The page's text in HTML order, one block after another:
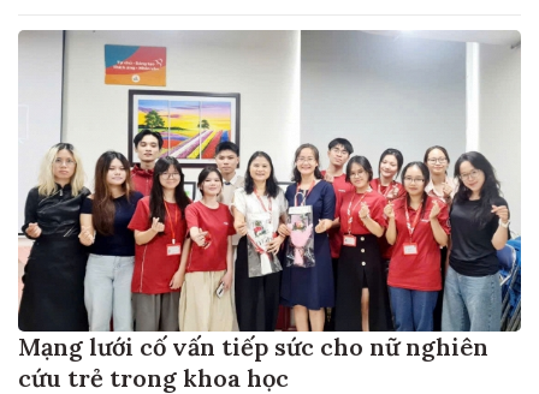
Mạng lưới cố vấn tiếp sức cho nữ nghiên
cứu trẻ trong khoa học